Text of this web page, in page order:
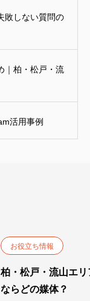
敗しない質問の
｜柏・松戸・流
活用事例
お役立ち情報
柏・松戸・流山エ
ならどの媒体？